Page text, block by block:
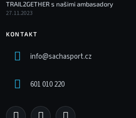
TRAIL2GETHER s našimi ambasadory
27.11.2023
KONTAKT
info@sachasport.cz
601 010 220